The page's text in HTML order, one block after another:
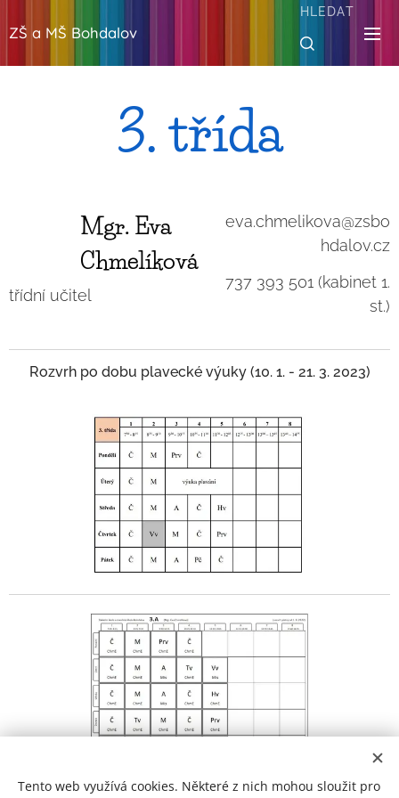
ZŠ a MŠ Bohdalov
HLEDAT
3. třída
Mgr. Eva
Chmelíková
třídní učitel
eva.chmelikova@zsbo
hdalov.cz
737 393 501 (kabinet 1.
st.)
Rozvrh po dobu plavecké výuky (10. 1. - 21. 3. 2023)
Tento web využívá cookies. Některé z nich mohou sloužit pro